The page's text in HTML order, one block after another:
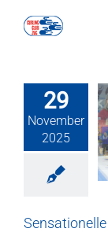
Inhalt
29
November
2025
an der